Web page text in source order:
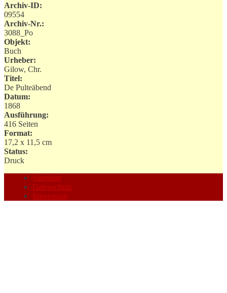
Archiv-ID:
09554
Archiv-Nr.:
3088_Po
Objekt:
Buch
Urheber:
Gilow, Chr.
Titel:
De Pulteäbend
Datum:
1868
Ausführung:
416 Seiten
Format:
17,2 x 11,5 cm
Status:
Druck
Startseite
Datenschutz
Impressum